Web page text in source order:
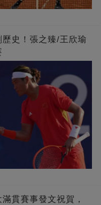
史！張之臻/王欣瑜
貫賽事發文祝賀，